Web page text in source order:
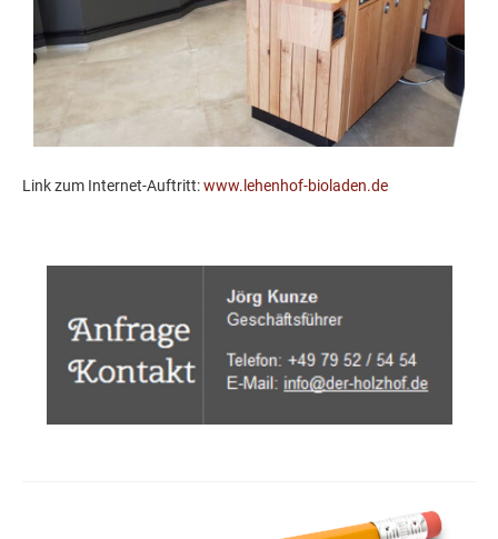
Link zum Internet-Auftritt:www.lehenhof-bioladen.de